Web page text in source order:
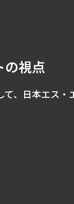
の視点
、日本エス・